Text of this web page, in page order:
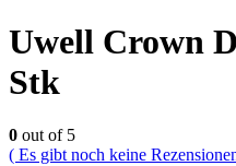
Uwell Crown
Stk
0 out of 5
( Es gibt noch keine